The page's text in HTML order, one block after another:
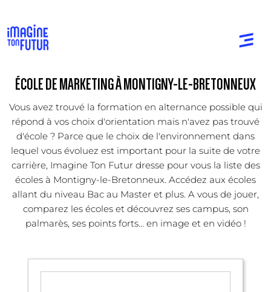
ÉCOLE DE MARKETING À MONTIGNY-LE-BRETONNEUX
Vous avez trouvé la formation en alternance possible qui
répond à vos choix d'orientation mais n'avez pas trouvé
d'école ? Parce que le choix de l'environnement dans
lequel vous évoluez est important pour la suite de votre
carrière, Imagine Ton Futur dresse pour vous la liste des
écoles à Montigny-le-Bretonneux. Accédez aux écoles
allant du niveau Bac au Master et plus. A vous de jouer,
comparez les écoles et découvrez ses campus, son
palmarès, ses points forts... en image et en vidéo !